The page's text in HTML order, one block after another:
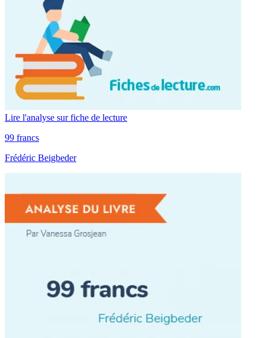
Lire l'analyse sur fiche de lecture
99 francs
Frédéric Beigbeder